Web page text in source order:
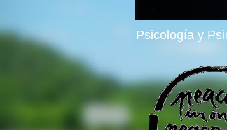
Psicología y